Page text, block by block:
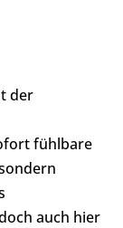
der
fühlbare
auch hier